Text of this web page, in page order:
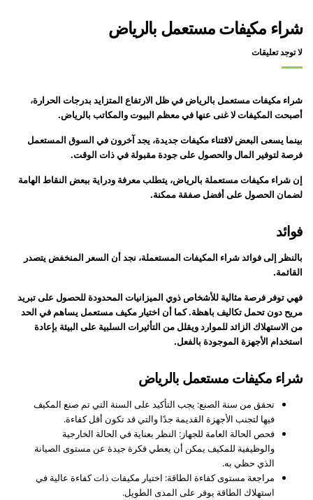
شراء مكيفات مستعمل بالرياض
لا توجد تعليقات
شراء مكيفات مستعمل بالرياض في ظل الارتفاع المتزايد بدرجات الحرارة،
أصبحت المكيفات لا غنى عنها في معظم البيوت والمكاتب بالرياض.
بينما يسعى البعض لاقتناء مكيفات جديدة، يجد آخرون في السوق المستعمل
فرصة لتوفير المال والحصول على جودة مقبولة في ذات الوقت.
إن شراء مكيفات مستعملة بالرياض، يتطلب معرفة ودراية ببعض النقاط الهامة
لضمان الحصول على أفضل صفقة ممكنة.
فوائد
بالنظر إلى فوائد شراء المكيفات المستعملة، نجد أن السعر المنخفض يتصدر
القائمة.
فهي توفر فرصة مثالية للأشخاص ذوي الميزانيات المحدودة للحصول على تبريد
مريح دون تحمل تكاليف باهظة. كما أن اختيار مكيف مستعمل يساهم في الحد
من الاستهلاك الزائد للموارد ويقلل من التأثيرات السلبية على البيئة بإعادة
استخدام الأجهزة الموجودة بالفعل.
شراء مكيفات مستعمل بالرياض
تحقق من سنة الصنع: يجب التأكيد على السنة التي تم صنع المكيف
فيها لتجنب الأجهزة القديمة جدًا والتي قد تكون أقل كفاءة.
فحص الحالة العامة للجهاز: النظر بعناية في الحالة الخارجية
والوظيفية للمكيف يمكن أن يعطي فكرة جيدة عن مستوى الصيانة
الذي حظي به.
مراجعة مستوى كفاءة الطاقة: اختيار مكيفات ذات كفاءة عالية في
استهلاك الطاقة يوفر على المدى الطويل.